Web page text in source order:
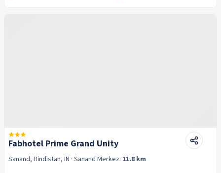
Fabhotel Prime Grand Unity
Sanand, Hindistan, IN · Sanand Merkez: 11.8 km